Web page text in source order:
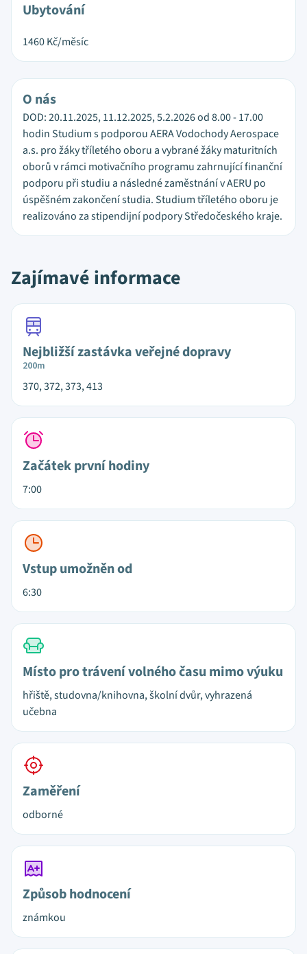
Ubytování
1460Kč/měsíc
O nás
DOD: 20.11.2025, 11.12.2025, 5.2.2026 od 8.00 - 17.00
hodin Studium s podporou AERA Vodochody Aerospace
a.s. pro žáky tříletého oboru a vybrané žáky maturitních
oborů v rámci motivačního programu zahrnující finanční
podporu při studiu a následné zaměstnání v AERU po
úspěšném zakončení studia. Studium tříletého oboru je
realizováno za stipendijní podpory Středočeského kraje.
Zajímavé informace
Nejbližší zastávka veřejné dopravy
200m
370, 372, 373, 413
Začátek první hodiny
7:00
Vstup umožněn od
6:30
Místo pro trávení volného času mimo výuku
hřiště, studovna/knihovna, školní dvůr, vyhrazená
učebna
Zaměření
odborné
Způsob hodnocení
známkou